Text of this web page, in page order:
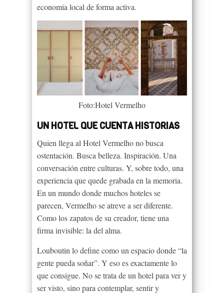
economía local de forma activa.
Foto:Hotel Vermelho
UN HOTEL QUE CUENTA HISTORIAS
Quien llega al Hotel Vermelho no busca
ostentación. Busca belleza. Inspiración. Una
conversación entre culturas. Y, sobre todo, una
experiencia que quede grabada en la memoria.
En un mundo donde muchos hoteles se
parecen, Vermelho se atreve a ser diferente.
Como los zapatos de su creador, tiene una
firma invisible: la del alma.
Louboutin lo define como un espacio donde “la
gente pueda soñar”. Y eso es exactamente lo
que consigue. No se trata de un hotel para ver y
ser visto, sino para contemplar, sentir y